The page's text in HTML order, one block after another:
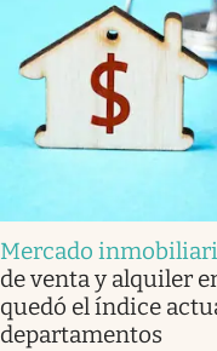
Mercado
de venta y alquiler
quedó el índice
departamentos